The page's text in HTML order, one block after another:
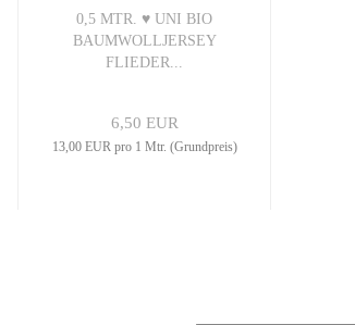
0,5 MTR. ♥ UNI BIO
BAUMWOLLJERSEY
FLIEDER...
6,50 EUR
13,00 EUR pro 1 Mtr. (Grundpreis)